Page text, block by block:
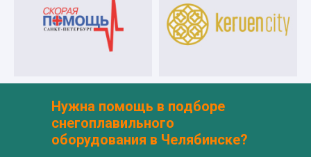
Нужна помощь в подборе
снегоплавильного
оборудования в Челябинске?